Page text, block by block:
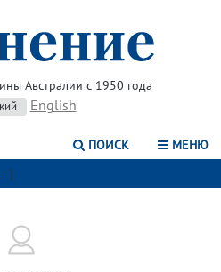
Австралии с 1950 года
English
ПОИСК МЕНЮ
|